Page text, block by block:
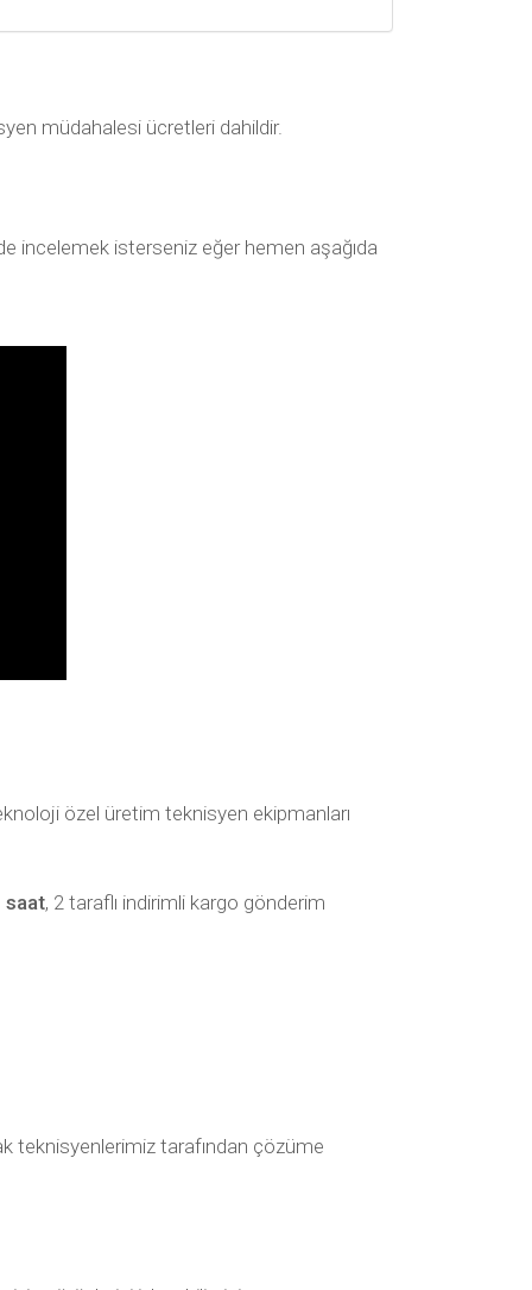
müdahalesi ücretleri dahildir.
incelemek isterseniz eğer hemen aşağıda
özel üretim teknisyen ekipmanları
saat, 2 taraflı indirimli kargo gönderim
teknisyenlerimiz tarafından çözüme